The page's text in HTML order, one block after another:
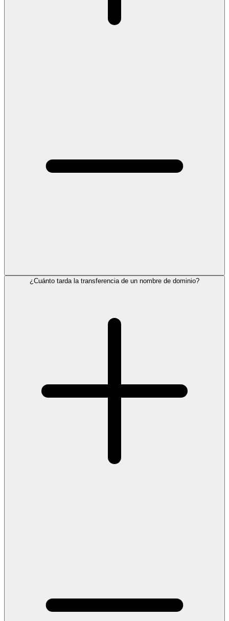
¿Cuánto tarda la transferencia de un nombre de dominio?